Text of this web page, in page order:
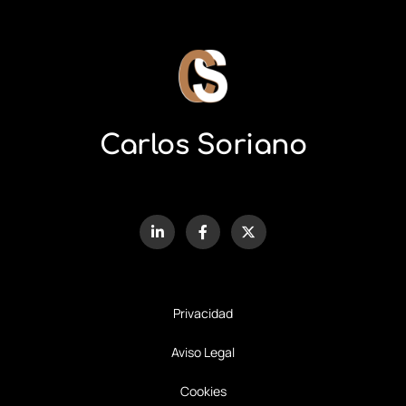
Carlos Soriano
Privacidad
Aviso Legal
Cookies